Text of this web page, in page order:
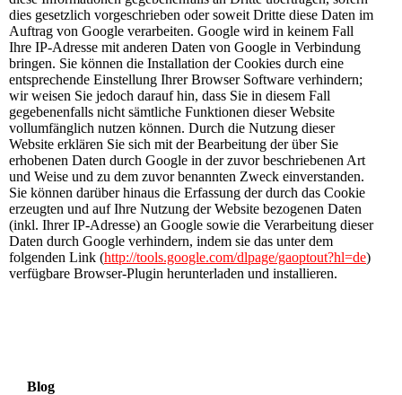
dies gesetzlich vorgeschrieben oder soweit Dritte diese Daten im
Auftrag von Google verarbeiten. Google wird in keinem Fall
Ihre IP-Adresse mit anderen Daten von Google in Verbindung
bringen. Sie können die Installation der Cookies durch eine
entsprechende Einstellung Ihrer Browser Software verhindern;
wir weisen Sie jedoch darauf hin, dass Sie in diesem Fall
gegebenenfalls nicht sämtliche Funktionen dieser Website
vollumfänglich nutzen können. Durch die Nutzung dieser
Website erklären Sie sich mit der Bearbeitung der über Sie
erhobenen Daten durch Google in der zuvor beschriebenen Art
und Weise und zu dem zuvor benannten Zweck einverstanden.
Sie können darüber hinaus die Erfassung der durch das Cookie
erzeugten und auf Ihre Nutzung der Website bezogenen Daten
(inkl. Ihrer IP-Adresse) an Google sowie die Verarbeitung dieser
Daten durch Google verhindern, indem sie das unter dem
folgenden Link (http://tools.google.com/dlpage/gaoptout?hl=de)
verfügbare Browser-Plugin herunterladen und installieren.
Blog